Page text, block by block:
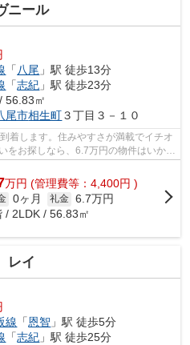
ニール
「八尾 」駅 徒歩13分
「志紀 」駅 徒歩23分
56.83㎡
尾市相生町３丁目３－１０
着します。住みやすさが満載でイチオ
をお探しなら、6.7万円の物件はいかが
...
万円 (管理費等：4,400円 )
0ヶ月 礼金 6.7万円
/ 2LDK / 56.83㎡
レイ
線 「恩智 」駅 徒歩5分
「志紀 」駅 徒歩25分